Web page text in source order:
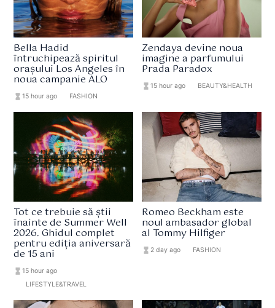
Bella Hadid
întruchipează spiritul
orașului Los Angeles în
noua campanie ALO
hourglass_full15 hour ago FASHION
Zendaya devine noua
imagine a parfumului
Prada Paradox
hourglass_full 15 hour ago BEAUTY&HEALTH
Tot ce trebuie să știi
înainte de Summer Well
2026. Ghidul complet
pentru ediția aniversară
de 15 ani
hourglass_full15 hour ago
LIFESTYLE&TRAVEL
Romeo Beckham este
noul ambasador global
al Tommy Hilfiger
hourglass_full 2 day ago FASHION